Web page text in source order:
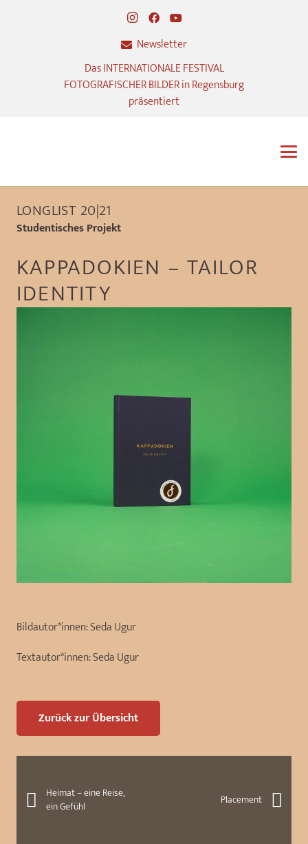
Newsletter
Das INTERNATIONALE FESTIVAL
FOTOGRAFISCHER BILDER in Regensburg
präsentiert
LONGLIST 20|21
Studentisches Projekt
KAPPADOKIEN – TAILOR
IDENTITY
Bildautor*innen:Seda Ugur
Textautor*innen:Seda Ugur
Zurück zur Übersicht
Heimat – eine Reise,
ein Gefühl
Placement